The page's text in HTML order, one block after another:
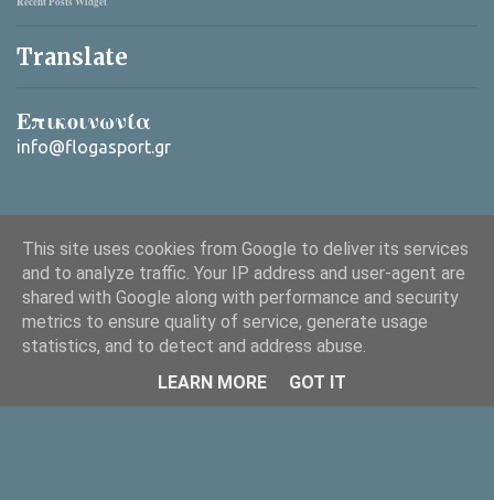
Translate
Επικοινωνία
info@flogasport.gr
Από το Blogger
Copyright © 2025 ΦλόγαSport (flogasport.gr), All rights reserved
This site uses cookies from Google to deliver its services
and to analyze traffic. Your IP address and user-agent are
shared with Google along with performance and security
metrics to ensure quality of service, generate usage
statistics, and to detect and address abuse.
LEARN MORE
GOT IT